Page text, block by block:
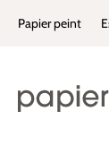
Papier peint